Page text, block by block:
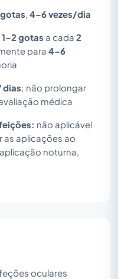
4–6 vezes/dia
1–2 gotas a cada 2
para 4–6
dias; não prolongar
médica
não aplicável
as aplicações ao
noturna,
oculares